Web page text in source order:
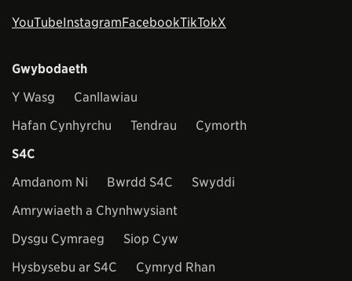
YouTubeInstagramFacebookTikTokX
Gwybodaeth
Y Wasg
Canllawiau
Hafan Cynhyrchu
Tendrau
Cymorth
S4C
Amdanom Ni
Bwrdd S4C
Swyddi
Amrywiaeth a Chynhwysiant
Dysgu Cymraeg
Siop Cyw
Hysbysebu ar S4C
Cymryd Rhan